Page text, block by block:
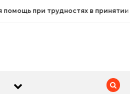
при трудностях в